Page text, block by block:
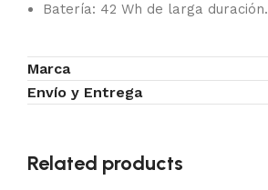
Batería: 42 Wh de larga duración.
Marca
Envío y Entrega
Related products